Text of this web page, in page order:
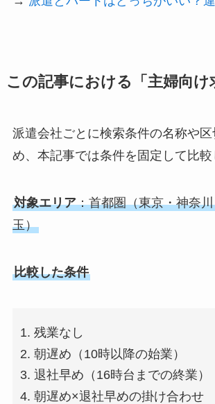
この記事における「主婦向け
派遣会社ごとに検索条件の名称や
め、本記事では条件を固定して比較
対象エリア：首都圏（東京・神奈
玉）
比較した条件
残業なし
朝遅め（10時以降の始業）
退社早め（16時台までの終業）
朝遅め×退社早めの掛け合わせ